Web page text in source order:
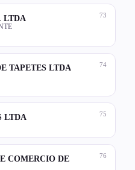
73
LTDA
74
TAPETES LTDA
75
LTDA
76
COMERCIO DE